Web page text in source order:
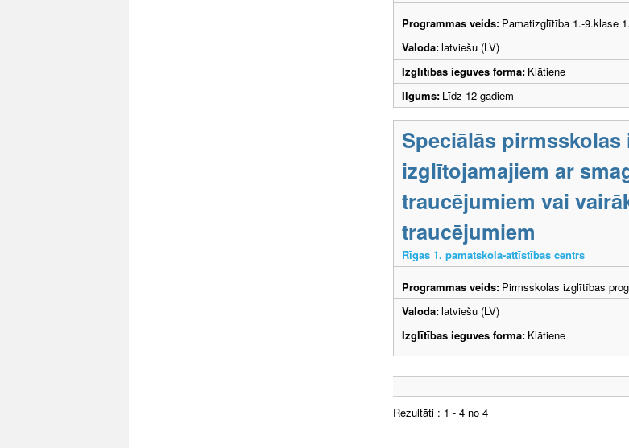
Programmas veids: Pamatizglītība 1.-9.klase
Valoda:latviešu (LV)
Izglītības ieguves forma: Klātiene
Ilgums: Līdz 12 gadiem
Speciālās
izglītojamajiem ar
traucējumiem vai
traucējumiem
Rīgas 1. pamatskola-attīstības centrs
Programmas veids: Pirmsskolas izglītības
Valoda:latviešu (LV)
Izglītības ieguves forma: Klātiene
Rezultāti : 1 - 4 no 4